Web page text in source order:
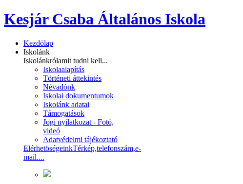
Kesjár Csaba Általános Iskola
Kezdölap
Iskolánk
Iskolánkrólamit tudni kell...
Iskolaalapítás
Történeti áttekintés
Névadónk
Iskolai dokumentumok
Iskolánk adatai
Támogatások
Jogi nyilatkozat - Fotó,
videó
Adatvédelmi tájékoztató
ElérhetöségeinkTérkép,telefonszám,e-
mail....